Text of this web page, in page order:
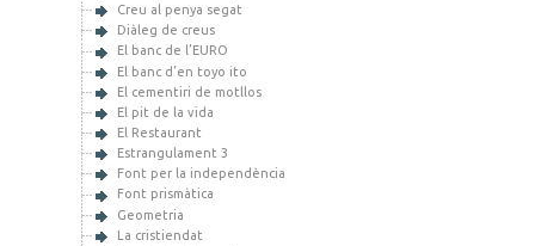
Creu al penya segat
Diàleg de creus
El banc de l’EURO
El banc d’en toyo ito
El cementiri de motllos
El pit de la vida
El Restaurant
Estrangulament 3
Font per la independència
Font prismàtica
Geometria
La cristiendat